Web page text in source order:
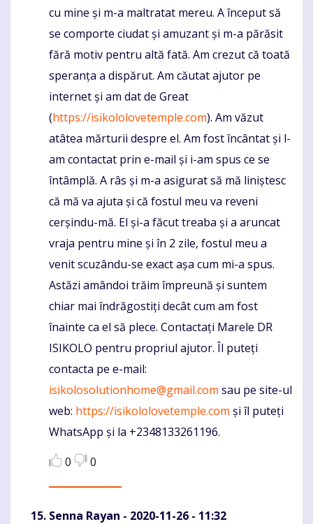
cu mine și m-a maltratat mereu. A început să
se comporte ciudat și amuzant și m-a părăsit
fără motiv pentru altă fată. Am crezut că toată
speranța a dispărut. Am căutat ajutor pe
internet și am dat de Great
(https://isikololovetemple.com). Am văzut
atâtea mărturii despre el. Am fost încântat și l-
am contactat prin e-mail și i-am spus ce se
întâmplă. A râs și m-a asigurat să mă liniștesc
că mă va ajuta și că fostul meu va reveni
cerșindu-mă. El și-a făcut treaba și a aruncat
vraja pentru mine și în 2 zile, fostul meu a
venit scuzându-se exact așa cum mi-a spus.
Astăzi amândoi trăim împreună și suntem
chiar mai îndrăgostiți decât cum am fost
înainte ca el să plece. Contactați Marele DR
ISIKOLO pentru propriul ajutor. Îl puteți
contacta pe e-mail:
isikolosolutionhome@gmail.com sau pe site-ul
web: https://isikololovetemple.com și îl puteți
WhatsApp și la +2348133261196.
0
0
Senna Rayan - 2020-11-26 - 11:32